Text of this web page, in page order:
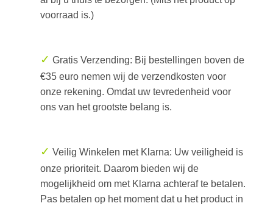
voorraad is.)
✓ Gratis Verzending: Bij bestellingen boven de
€35 euro nemen wij de verzendkosten voor
onze rekening. Omdat uw tevredenheid voor
ons van het grootste belang is.
✓ Veilig Winkelen met Klarna: Uw veiligheid is
onze prioriteit. Daarom bieden wij de
mogelijkheid om met Klarna achteraf te betalen.
Pas betalen op het moment dat u het product in